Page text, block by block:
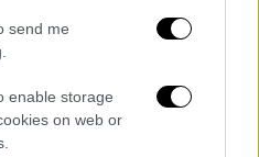
send me
enable storage
on web or